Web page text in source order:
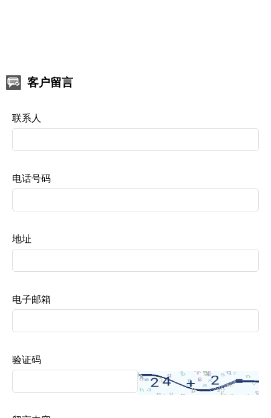
客户留言
联系人
电话号码
地址
电子邮箱
验证码